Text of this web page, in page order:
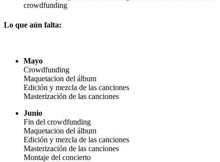
crowdfunding
Lo que aún falta:
Mayo
Crowdfunding
Maquetacion del álbum
Edición y mezcla de las canciones
Masterización de las canciones
Junio
Fin del crowdfunding
Maquetacion del álbum
Edición y mezcla de las canciones
Masterización de las canciones
Montaje del concierto